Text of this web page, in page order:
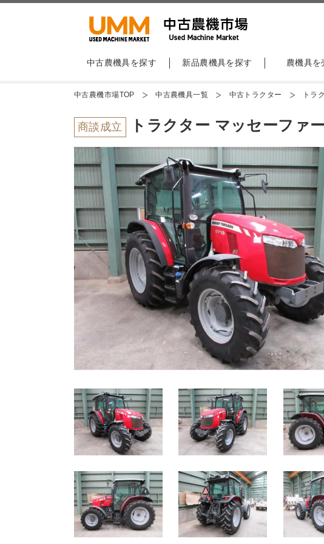
中古農機具を探す 新品農機具を探す 農機具を
中古農機市場TOP 中古農機具一覧 中古トラクター トラ
商談成立 トラクター マッセーファ